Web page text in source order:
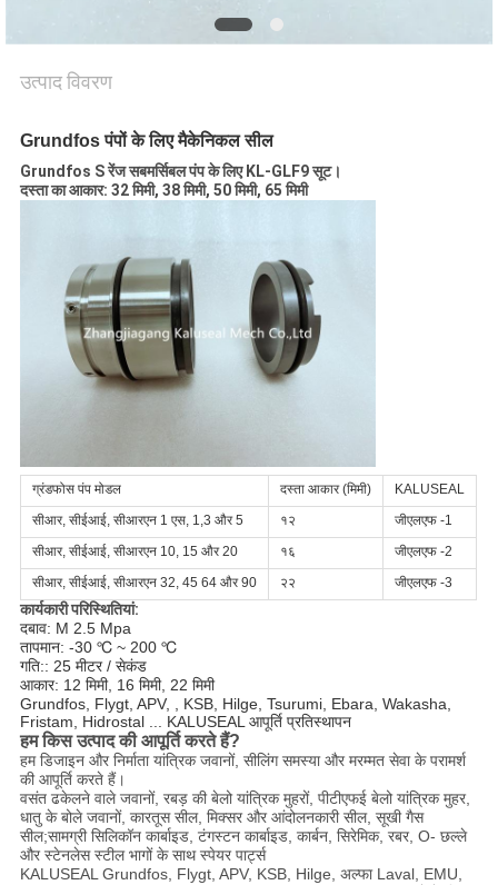
साइटमैप
PRIVACY
POLICY
उत्पाद विवरण
Grundfos पंपों के लिए मैकेनिकल सील
Grundfos S रेंज सबमर्सिबल पंप के लिए KL-GLF9 सूट।
दस्ता का आकार: 32 मिमी, 38 मिमी, 50 मिमी, 65 मिमी
ग्रंडफोस पंप मोडल दस्ता आकार (मिमी)
KALUSEAL
सीआर, सीईआई, सीआरएन 1 एस, 1,3 और 5
१२
जीएलएफ -1
सीआर, सीईआई, सीआरएन 10, 15 और 20
१६
जीएलएफ -2
सीआर, सीईआई, सीआरएन 32, 45 64 और 90
२२ जीएलएफ -3
कार्यकारी परिस्थितियां:
दबाव: M 2.5 Mpa
तापमान: -30 ℃ ~ 200 ℃
गति:: 25 मीटर / सेकंड
आकार: 12 मिमी, 16 मिमी, 22 मिमी
Grundfos, Flygt, APV, , KSB, Hilge, Tsurumi, Ebara, Wakasha,
Fristam, Hidrostal ... KALUSEAL आपूर्ति प्रतिस्थापन
हम किस उत्पाद की आपूर्ति करते हैं?
हम डिजाइन और निर्माता यांत्रिक जवानों, सीलिंग समस्या और मरम्मत सेवा के परामर्श
की आपूर्ति करते हैं।
वसंत ढकेलने वाले जवानों, रबड़ की बेलो यांत्रिक मुहरों, पीटीएफई बेलो यांत्रिक मुहर,
धातु के बोले जवानों, कारतूस सील, मिक्सर और आंदोलनकारी सील, सूखी गैस
सील;सामग्री सिलिकॉन कार्बाइड, टंगस्टन कार्बाइड, कार्बन, सिरेमिक, रबर, O- छल्ले
और स्टेनलेस स्टील भागों के साथ स्पेयर पार्ट्स
KALUSEAL Grundfos, Flygt, APV, KSB, Hilge, अल्फा Laval, EMU,